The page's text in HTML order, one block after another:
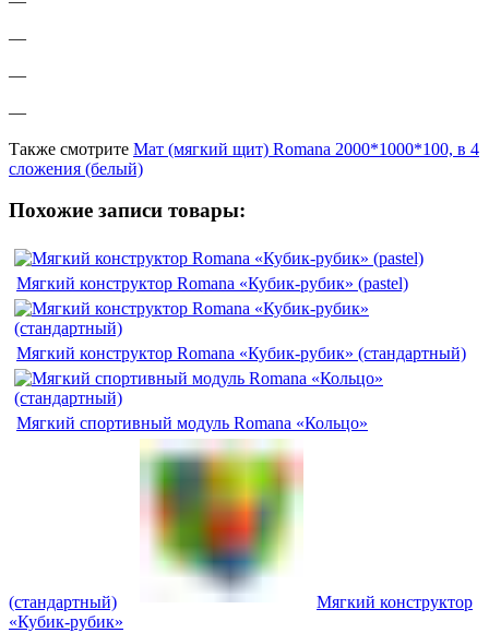
—
—
—
Также смотрите Мат (мягкий щит) Romana 2000*1000*100, в 4
сложения (белый)
Похожие записи товары:
Мягкий конструктор Romana «Кубик-рубик» (pastel)
Мягкий конструктор Romana «Кубик-рубик» (стандартный)
Мягкий спортивный модуль Romana «Кольцо»
(стандартный)
Мягкий конструктор
«Кубик-рубик»